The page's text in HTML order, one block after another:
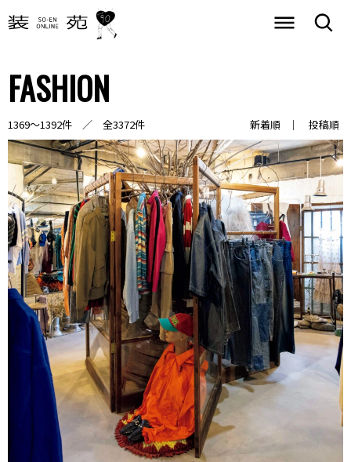
FASHION
1369～1392件 ／ 全3372件 新着順 投稿順